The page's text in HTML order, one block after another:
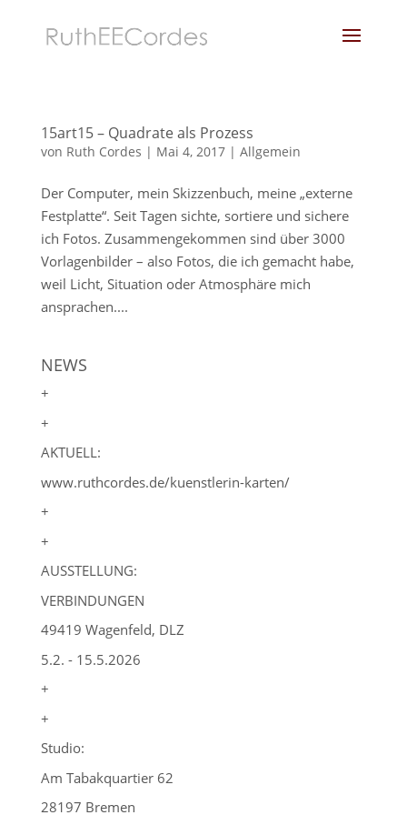
15art15 – Quadrate als Prozess
von Ruth Cordes | Mai 4, 2017| Allgemein
Der Computer, mein Skizzenbuch, meine „externe
Festplatte“. Seit Tagen sichte, sortiere und sichere
ich Fotos. Zusammengekommen sind über 3000
Vorlagenbilder – also Fotos, die ich gemacht habe,
weil Licht, Situation oder Atmosphäre mich
ansprachen....
NEWS
+
+
AKTUELL:
www.ruthcordes.de/kuenstlerin-karten/
+
+
AUSSTELLUNG:
VERBINDUNGEN
49419 Wagenfeld, DLZ
5.2. - 15.5.2026
+
+
Studio:
Am Tabakquartier 62
28197 Bremen